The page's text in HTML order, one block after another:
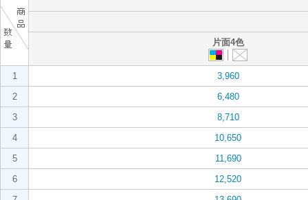
片面4色
1
3,960
2
6,480
3
8,710
4
10,650
5
11,690
6
12,520